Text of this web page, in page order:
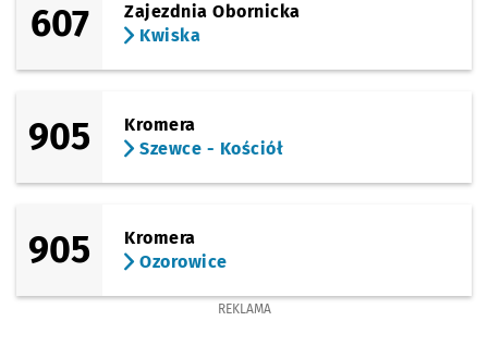
607
Zajezdnia Obornicka
Kwiska
905
Kromera
Szewce - Kościół
905
Kromera
Ozorowice
REKLAMA